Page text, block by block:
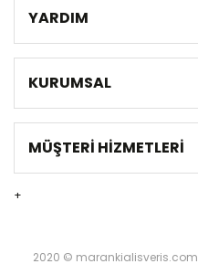
YARDIM
KURUMSAL
MÜŞTERİ HİZMETLERİ
+
2020 © marankialisveris.com |